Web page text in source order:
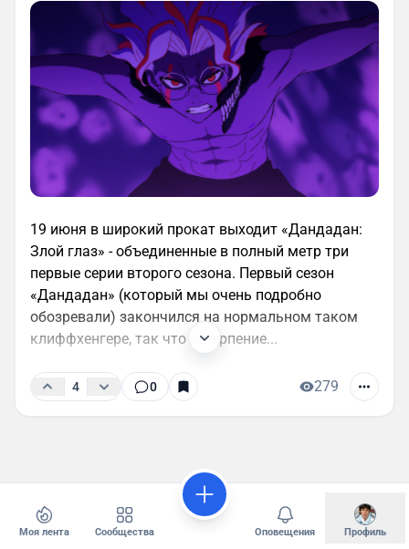
19 июня в широкий прокат выходит «Дандадан:
Злой глаз» - объединенные в полный метр три
первые серии второго сезона. Первый сезон
«Дандадан» (который мы очень подробно
обозревали) закончился на нормальном таком
клиффхенгере, так что нетерпение...
4 0 279
Моя лента Сообщества Оповещения Профиль